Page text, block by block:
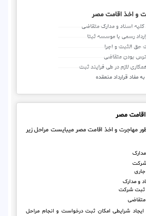
و اخذ اقامت مصر
مصر
مهاجرت و اخذ اقامت مصر میبایست مراحل زیر
شرکت
و مدارک
ثبت شرکت
متقاضی
ایجاد شرایطی امکان ثبت درخواست و انجام مراحل